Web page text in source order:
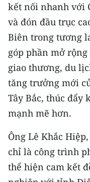
FRANÇAIS
РУССКИЙ
ESPAÑOL
한국어
kết nối nhanh với
và đón đầu trục
Biên trong tương
góp phần mở
giao thương, du
tăng trưởng mới
Tây Bắc, thúc
mạnh mẽ hơn.
Ông Lê Khắc
chỉ là công trình
thể hiện cam kết